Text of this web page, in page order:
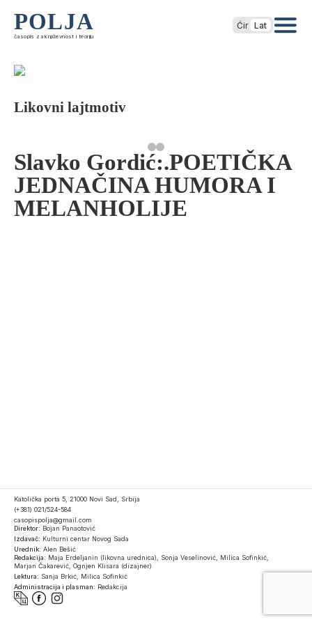
POLJA
časopis za književnost i teoriju
Ćir Lat
Likovni lajtmotiv
Slavko Gordić:.POETIČKA
JEDNAČINA HUMORA I
MELANHOLIJE
Katolička porta 5, 21000 Novi Sad, Srbija
(+381) 021/524-584
casopispolja@gmail.com
Direktor: Bojan Panaotović
Izdavač: Kulturni centar Novog Sada
Urednik: Alen Bešić
Redakcija: Maja Erdeljanin (likovna urednica), Sonja Veselinović, Milica Sofinkić,
Marjan Čakarević, Ognjen Klisara (dizajner)
Lektura: Sanja Brkić, Milica Sofinkić
Administracija i plasman: Redakcija